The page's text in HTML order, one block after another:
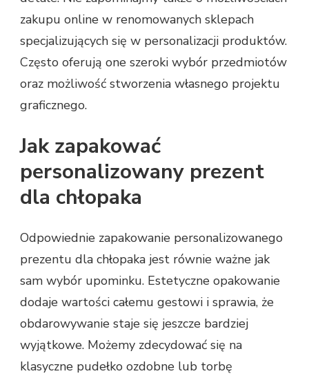
zakupu online w renomowanych sklepach
specjalizujących się w personalizacji produktów.
Często oferują one szeroki wybór przedmiotów
oraz możliwość stworzenia własnego projektu
graficznego.
Jak zapakować
personalizowany prezent
dla chłopaka
Odpowiednie zapakowanie personalizowanego
prezentu dla chłopaka jest równie ważne jak
sam wybór upominku. Estetyczne opakowanie
dodaje wartości całemu gestowi i sprawia, że
obdarowywanie staje się jeszcze bardziej
wyjątkowe. Możemy zdecydować się na
klasyczne pudełko ozdobne lub torbę